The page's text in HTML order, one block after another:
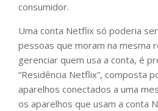
consumidor.
Uma conta Netflix só poderia
pessoas que moram na mesma
gerenciar quem usa a conta, é
“Residência Netflix”, composta
aparelhos conectados a uma
os aparelhos que usam a conta